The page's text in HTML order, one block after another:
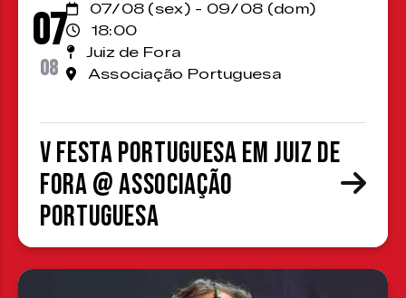
07
08
07/08 (sex) - 09/08 (dom)
18:00
Juiz de Fora
Associação Portuguesa
V Festa Portuguesa em Juiz de
Fora @ Associação
Portuguesa